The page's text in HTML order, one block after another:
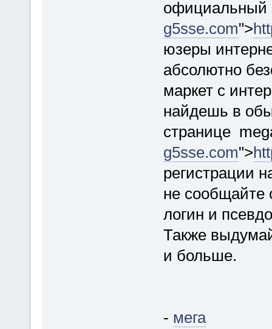
официальный
g5sse.com">
юзеры
абсолютно
маркет c
найдешь в
странице
g5sse.com">
регистрации
не сообщайте
логин и
Также
и больше.
- мега